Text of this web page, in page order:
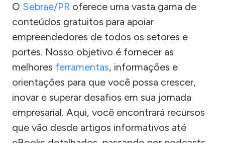
O Sebrae/PR oferece uma vasta gama de
conteúdos gratuitos para apoiar
empreendedores de todos os setores e
portes. Nosso objetivo é fornecer as
melhores ferramentas, informações e
orientações para que você possa crescer,
inovar e superar desafios em sua jornada
empresarial. Aqui, você encontrará recursos
que vão desde artigos informativos até